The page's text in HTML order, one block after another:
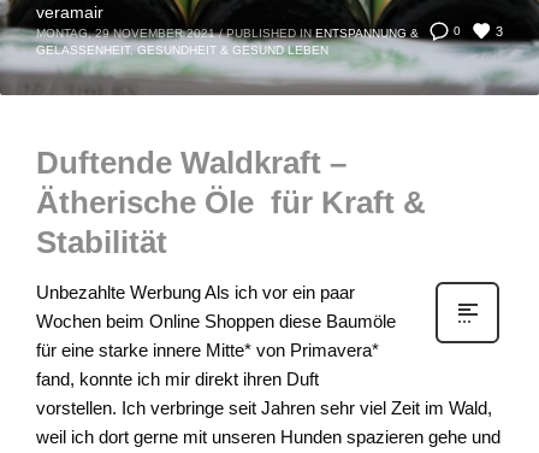
0 3
veramair
MONTAG, 29 NOVEMBER 2021 / PUBLISHED IN ENTSPANNUNG &
GELASSENHEIT, GESUNDHEIT & GESUND LEBEN
Duftende Waldkraft –
Ätherische Öle für Kraft &
Stabilität
Unbezahlte Werbung Als ich vor ein paar
Wochen beim Online Shoppen diese Baumöle
für eine starke innere Mitte* von Primavera*
fand, konnte ich mir direkt ihren Duft
vorstellen. Ich verbringe seit Jahren sehr viel Zeit im Wald,
weil ich dort gerne mit unseren Hunden spazieren gehe und